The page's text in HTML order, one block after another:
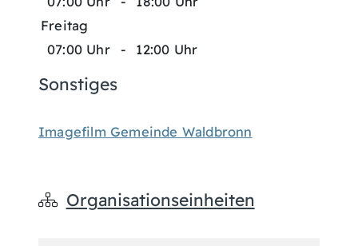
Freitag
07:00 Uhr
- 12:00 Uhr
Sonstiges
Imagefilm Gemeinde Waldbronn
Organisationseinheiten